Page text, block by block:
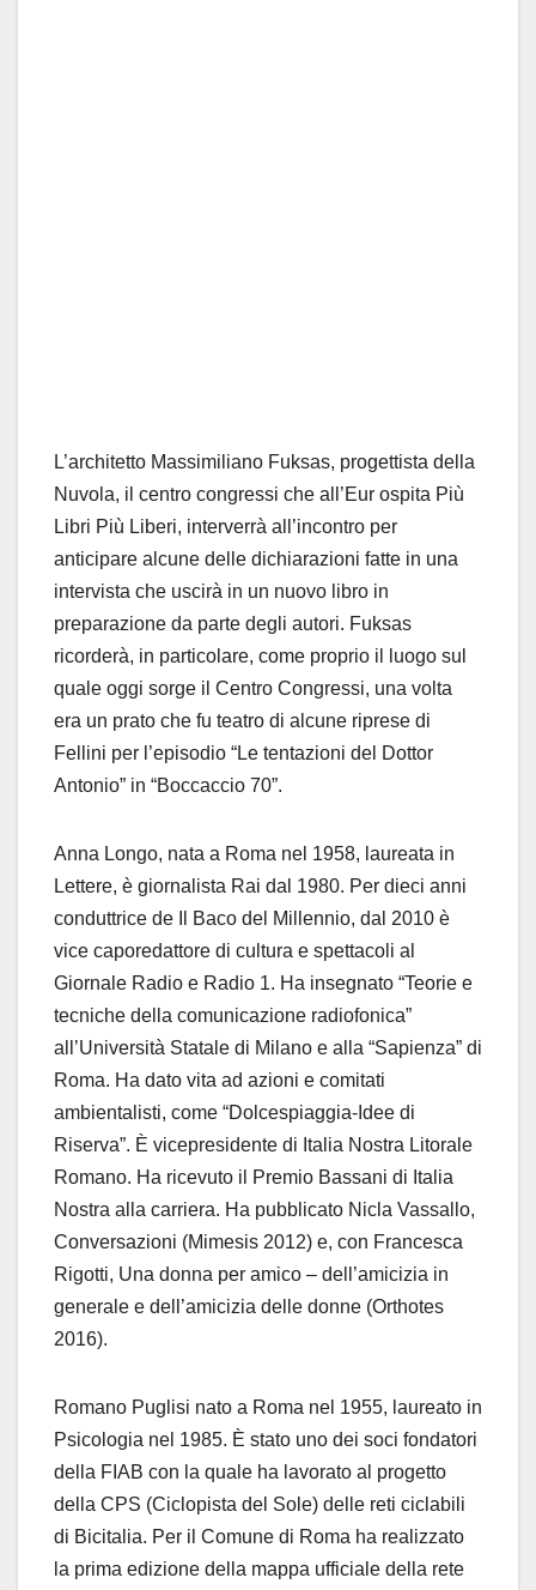
L’architetto Massimiliano Fuksas, progettista della
Nuvola, il centro congressi che all’Eur ospita Più
Libri Più Liberi, interverrà all’incontro per
anticipare alcune delle dichiarazioni fatte in una
intervista che uscirà in un nuovo libro in
preparazione da parte degli autori. Fuksas
ricorderà, in particolare, come proprio il luogo sul
quale oggi sorge il Centro Congressi, una volta
era un prato che fu teatro di alcune riprese di
Fellini per l’episodio “Le tentazioni del Dottor
Antonio” in “Boccaccio 70”.
Anna Longo, nata a Roma nel 1958, laureata in
Lettere, è giornalista Rai dal 1980. Per dieci anni
conduttrice de Il Baco del Millennio, dal 2010 è
vice caporedattore di cultura e spettacoli al
Giornale Radio e Radio 1. Ha insegnato “Teorie e
tecniche della comunicazione radiofonica”
all’Università Statale di Milano e alla “Sapienza” di
Roma. Ha dato vita ad azioni e comitati
ambientalisti, come “Dolcespiaggia-Idee di
Riserva”. È vicepresidente di Italia Nostra Litorale
Romano. Ha ricevuto il Premio Bassani di Italia
Nostra alla carriera. Ha pubblicato Nicla Vassallo,
Conversazioni (Mimesis 2012) e, con Francesca
Rigotti, Una donna per amico – dell’amicizia in
generale e dell’amicizia delle donne (Orthotes
2016).
Romano Puglisi nato a Roma nel 1955, laureato in
Psicologia nel 1985. È stato uno dei soci fondatori
della FIAB con la quale ha lavorato al progetto
della CPS (Ciclopista del Sole) delle reti ciclabili
di Bicitalia. Per il Comune di Roma ha realizzato
la prima edizione della mappa ufficiale della rete